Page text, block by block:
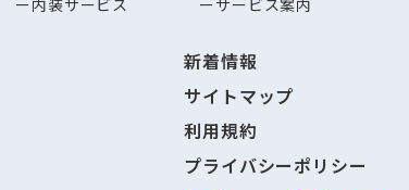
内装サービス
サービス案内
新着情報
サイトマップ
利用規約
プライバシーポリシー